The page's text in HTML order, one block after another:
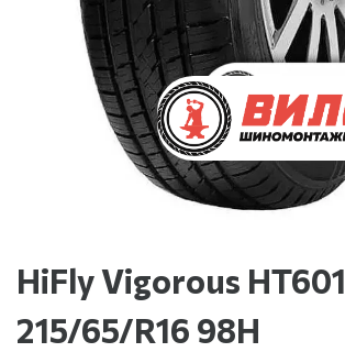
HiFly Vigorous HT601
215/65/R16 98H